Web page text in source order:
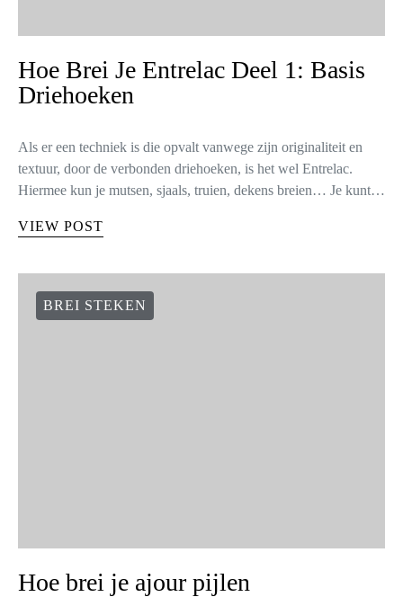
Hoe Brei Je Entrelac Deel 1: Basis
Driehoeken
Als er een techniek is die opvalt vanwege zijn originaliteit en
textuur, door de verbonden driehoeken, is het wel Entrelac.
Hiermee kun je mutsen, sjaals, truien, dekens breien… Je kunt…
VIEW POST
BREI STEKEN
Hoe brei je ajour pijlen